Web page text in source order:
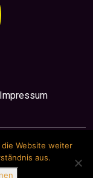
Impressum
Website weiter
aus.